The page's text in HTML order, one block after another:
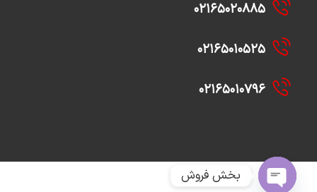
۰۲۱۶۵۰۲۰۸۸۵
۰۲۱۶۵۰۱۰۵۲۵
۰۲۱۶۵۰۱۰۷۹۶
بخش فروش